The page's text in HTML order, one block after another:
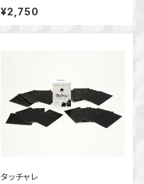
¥2,750
タッチャレ